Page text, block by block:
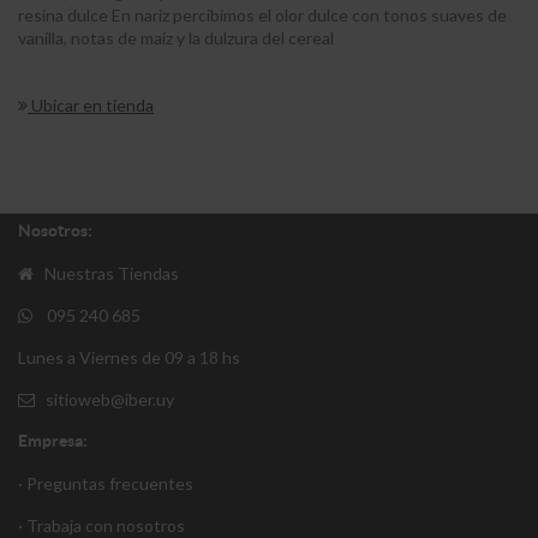
resina dulce En nariz percibimos el olor dulce con tonos suaves de
vanilla, notas de maíz y la dulzura del cereal
Ubicar en tienda
Nosotros:
Nuestras Tiendas
095 240 685
Lunes a Viernes de 09 a 18 hs
sitioweb@iber.uy
Empresa:
· Preguntas frecuentes
· Trabaja con nosotros